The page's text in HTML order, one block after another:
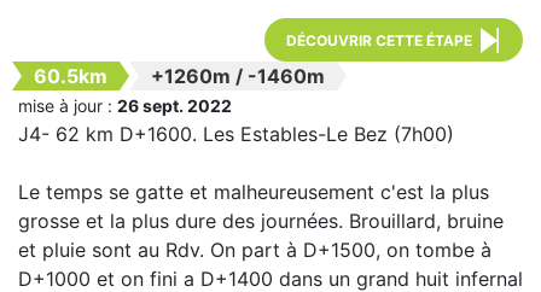
DÉCOUVRIR CETTE ÉTAPE
60.5km +1260m / -1460m
mise à jour : 26 sept. 2022
J4- 62 km D+1600. Les Estables-Le Bez (7h00)
Le temps se gatte et malheureusement c'est la plus
grosse et la plus dure des journées. Brouillard, bruine
et pluie sont au Rdv. On part à D+1500, on tombe à
D+1000 et on fini a D+1400 dans un grand huit infernal